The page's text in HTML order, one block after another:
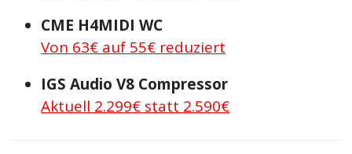
CME H4MIDI WC
Von 63€ auf 55€ reduziert
IGS Audio V8 Compressor
Aktuell 2.299€ statt 2.590€